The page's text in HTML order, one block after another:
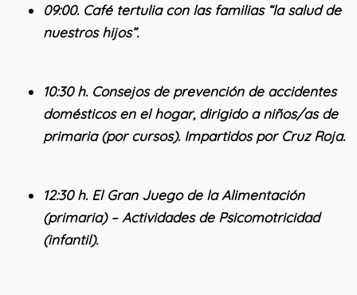
09:00. Café tertulia con las familias “la salud de
nuestros hijos”.
10:30 h. Consejos de prevención de accidentes
domésticos en el hogar, dirigido a niños/as de
primaria (por cursos). Impartidos por Cruz Roja.
12:30 h. El Gran Juego de la Alimentación
(primaria) – Actividades de Psicomotricidad
(infantil).